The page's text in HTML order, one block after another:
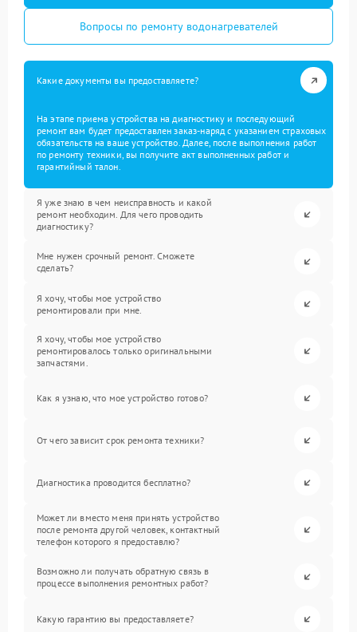
Вопросы по ремонту водонагревателей
Какие документы вы предоставляете?
На этапе приема устройства на диагностику и последующий
ремонт вам будет предоставлен заказ-наряд с указанием страховых
обязательств на ваше устройство. Далее, после выполнения работ
по ремонту техники, вы получите акт выполненных работ и
гарантийный талон.
Я уже знаю в чем неисправность и какой
ремонт необходим. Для чего проводить
диагностику?
Мне нужен срочный ремонт. Сможете
сделать?
Я хочу, чтобы мое устройство
ремонтировали при мне.
Я хочу, чтобы мое устройство
ремонтировалось только оригинальными
запчастями.
Как я узнаю, что мое устройство готово?
От чего зависит срок ремонта техники?
Диагностика проводится бесплатно?
Может ли вместо меня принять устройство
после ремонта другой человек, контактный
телефон которого я предоставлю?
Возможно ли получать обратную связь в
процессе выполнения ремонтных работ?
Какую гарантию вы предоставляете?